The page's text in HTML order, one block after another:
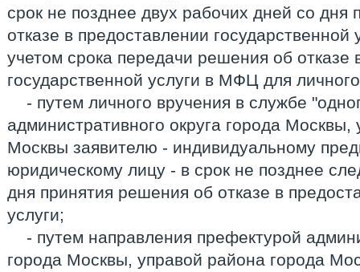
срок не позднее двух рабочих дней со дня
отказе в предоставлении государственной
учетом срока передачи решения об отказе
государственной услуги в МФЦ для
- путем личного вручения в службе
административного округа города
Москвы заявителю - индивидуальному
юридическому лицу - в срок не позднее
дня принятия решения об отказе в
услуги;
- путем направления префектурой
города Москвы, управой района города